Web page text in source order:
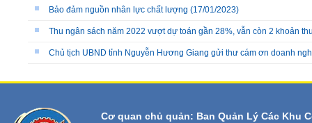
Bảo đảm nguồn nhân lực chất lượng (17/01/2023)
Thu ngân sách năm 2022 vượt dự toán gần 28%, vẫn còn 2 khoản
Chủ tịch UBND tỉnh Nguyễn Hương Giang gửi thư cám ơn doanh
Cơ quan chủ quản: Ban Quản Lý Các Khu